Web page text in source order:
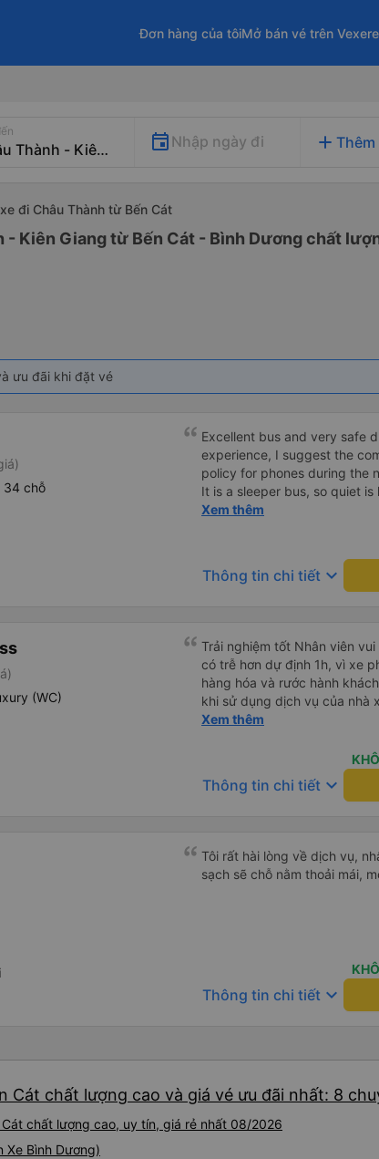
Đơn hàng của tôiMở bán vé trên Vexere
Nhập ngày đi add
xe đi Châu Thành từ Bến Cát
- Kiên Giang từ Bến Cát - Bình Dương chất
ưu đãi khi đặt vé
34 chỗ
Excellent bus and very safe
experience, I suggest the
policy for phones during the
It is a sleeper bus, so quiet
Wi-Fi password clearly inside
hơn, tôi góp ý nhà xe nên
lặng (tắt âm thanh điện
Tôi vẫn sẽ tiếp tục ủng hộ
Xem thêm
Thông tin chi tiết keyboard_arrow_down
(WC)
Trải nghiệm tốt Nhân viên
có trễ hơn dự định 1h, vì xe
hàng hóa và rước hành
khi sử dụng dịch vụ của nhà
thiệu cho người thân sử dụng
Xem thêm
Thông tin chi tiết keyboard_arrow_down
Tôi rất hài lòng về dịch vụ,
sạch sẽ chỗ nằm thoải mái,
Thông tin chi tiết keyboard_arrow_down
Cát chất lượng cao và giá vé ưu đãi nhất: 8
chất lượng cao, uy tín, giá rẻ nhất 08/2026
Xe Bình Dương)